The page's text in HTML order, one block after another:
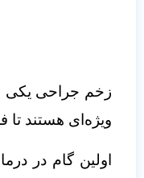
زخم جراحی یکی
ویژه‌ای هستند
اولین گام در